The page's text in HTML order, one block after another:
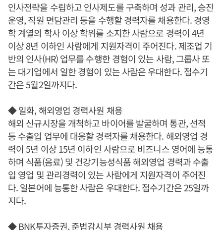
인사전략을 수립하고 인사제도를 구축하며 성과 관리, 승진
운영, 직원 면담관리 등을 수행할 경력자를 채용한다. 경영
학 계열의 학사 이상 학위를 소지한 사람으로 경력이 4년
이상 8년 이하인 사람에게 지원자격이 주어진다. 제조업 기
반의 인사(HR) 업무를 수행한 경험이 있는 사람, 그룹사 또
는 대기업에서 일한 경험이 있는 사람은 우대한다. 접수기
간은 5월2일까지다.
◆ 일화, 해외영업 경력사원 채용
해외 신규시장을 개척하고 바이어를 발굴하며 통관, 선적
등 수출입 업무에 대응할 경력자를 채용한다. 해외영업 경
력이 5년 이상 15년 이하인 사람으로 비즈니스 영어에 능통
하며 식품(음료) 및 건강기능성식품 해외영업 경력과 수출
입 영업 및 관리경력이 있는 사람에게 지원자격이 주어진
다. 일본어에 능통한 사람은 우대한다. 접수기간은 25일까
지다.
◆ BNK투자증권, 준법감시부 경력사원 채용